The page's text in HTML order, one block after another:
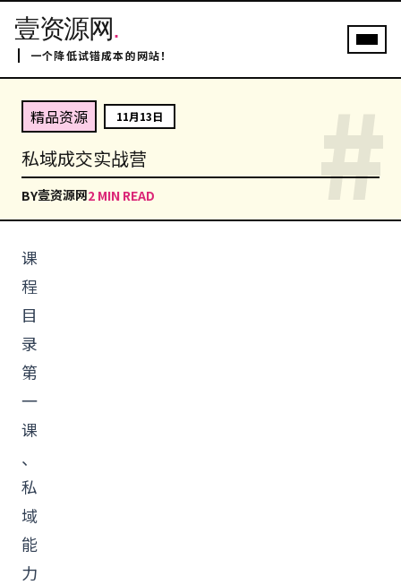
壹资源网.
一个降低试错成本的网站！
#
精品资源 11月13日
私域成交实战营
BY壹资源网2 MIN READ
课
程
目
录
第
一
课
、
私
域
能
力